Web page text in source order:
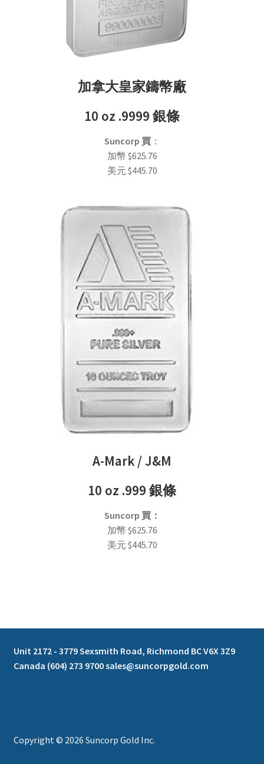
加拿大皇家鑄幣廠
10 oz .9999 銀條
Suncorp 買：
加幣 $625.76
美元 $445.70
A-Mark / J&M
10 oz .999 銀條
Suncorp 買：
加幣 $625.76
美元 $445.70
Unit 2172 - 3779 Sexsmith Road, Richmond BC V6X 3Z9
Canada (604) 273 9700 sales@suncorpgold.com
Copyright © 2026 Suncorp Gold Inc.